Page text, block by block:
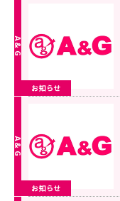
お知らせ
お知らせ